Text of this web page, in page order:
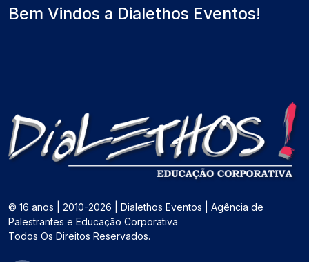
Bem Vindos a Dialethos Eventos!
© 16 anos | 2010-2026 | Dialethos Eventos | Agência de
Palestrantes e Educação Corporativa
Todos Os Direitos Reservados.